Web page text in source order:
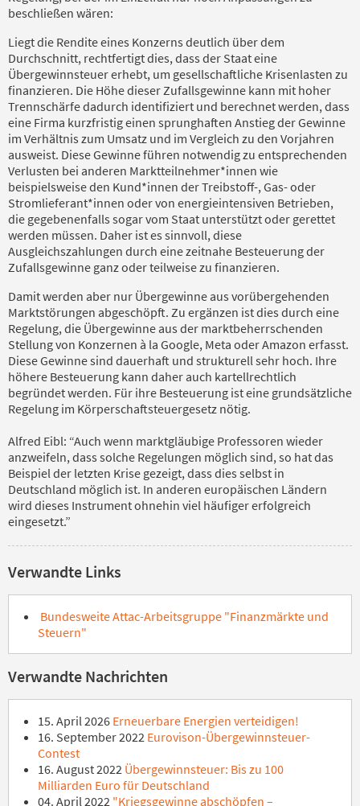
beschließen wären:
Liegt die Rendite eines Konzerns deutlich über dem
Durchschnitt, rechtfertigt dies, dass der Staat eine
Übergewinnsteuer erhebt, um gesellschaftliche Krisenlasten zu
finanzieren. Die Höhe dieser Zufallsgewinne kann mit hoher
Trennschärfe dadurch identifiziert und berechnet werden, dass
eine Firma kurzfristig einen sprunghaften Anstieg der Gewinne
im Verhältnis zum Umsatz und im Vergleich zu den Vorjahren
ausweist. Diese Gewinne führen notwendig zu entsprechenden
Verlusten bei anderen Marktteilnehmer*innen wie
beispielsweise den Kund*innen der Treibstoff-, Gas- oder
Stromlieferant*innen oder von energieintensiven Betrieben,
die gegebenenfalls sogar vom Staat unterstützt oder gerettet
werden müssen. Daher ist es sinnvoll, diese
Ausgleichszahlungen durch eine zeitnahe Besteuerung der
Zufallsgewinne ganz oder teilweise zu finanzieren.
Damit werden aber nur Übergewinne aus vorübergehenden
Marktstörungen abgeschöpft. Zu ergänzen ist dies durch eine
Regelung, die Übergewinne aus der marktbeherrschenden
Stellung von Konzernen à la Google, Meta oder Amazon erfasst.
Diese Gewinne sind dauerhaft und strukturell sehr hoch. Ihre
höhere Besteuerung kann daher auch kartellrechtlich
begründet werden. Für ihre Besteuerung ist eine grundsätzliche
Regelung im Körperschaftsteuergesetz nötig.
Alfred Eibl: “Auch wenn marktgläubige Professoren wieder
anzweifeln, dass solche Regelungen möglich sind, so hat das
Beispiel der letzten Krise gezeigt, dass dies selbst in
Deutschland möglich ist. In anderen europäischen Ländern
wird dieses Instrument ohnehin viel häufiger erfolgreich
eingesetzt.”
Verwandte Links
Bundesweite Attac-Arbeitsgruppe "Finanzmärkte und
Steuern"
Verwandte Nachrichten
15. April 2026 Erneuerbare Energien verteidigen!
16. September 2022 Eurovison-Übergewinnsteuer-
Contest
16. August 2022 Übergewinnsteuer: Bis zu 100
Milliarden Euro für Deutschland
04. April 2022 "Kriegsgewinne abschöpfen –